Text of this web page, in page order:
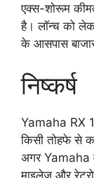
एक्स-शोरूम
है। लॉन्च को
के आसपास
निष्कर्ष
Yamaha RX
किसी तोहफे से
अगर Yamaha